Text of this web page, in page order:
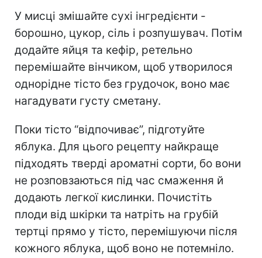
У мисці змішайте сухі інгредієнти -
борошно, цукор, сіль і розпушувач. Потім
додайте яйця та кефір, ретельно
перемішайте вінчиком, щоб утворилося
однорідне тісто без грудочок, воно має
нагадувати густу сметану.
Поки тісто “відпочиває”, підготуйте
яблука. Для цього рецепту найкраще
підходять тверді ароматні сорти, бо вони
не розповзаються під час смаження й
додають легкої кислинки. Почистіть
плоди від шкірки та натріть на грубій
тертці прямо у тісто, перемішуючи після
кожного яблука, щоб воно не потемніло.